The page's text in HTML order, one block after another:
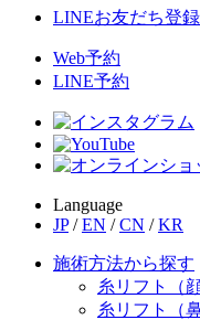
LINEお友だち登
Web予約
LINE予約
Language
JP / EN / CN / KR
施術方法から探す
糸リフト（顔
糸リフト（鼻